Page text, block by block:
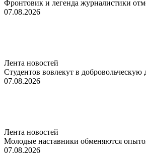
Фронтовик и легенда журналистики
07.08.2026
Лента новостей
Студентов вовлекут в добровольческую
07.08.2026
Лента новостей
Молодые наставники обменяются
07.08.2026